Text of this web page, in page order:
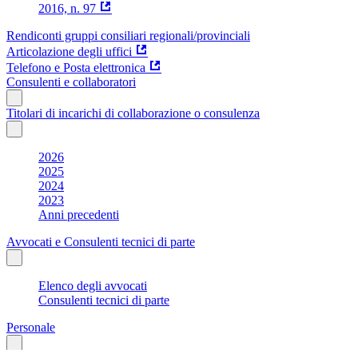
2016, n. 97
Rendiconti gruppi consiliari regionali/provinciali
Articolazione degli uffici
Telefono e Posta elettronica
Consulenti e collaboratori
Titolari di incarichi di collaborazione o consulenza
2026
2025
2024
2023
Anni precedenti
Avvocati e Consulenti tecnici di parte
Elenco degli avvocati
Consulenti tecnici di parte
Personale